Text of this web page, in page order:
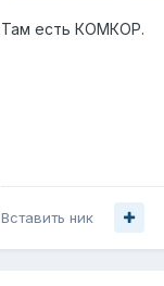
Там есть КОМКОР.
Вставить ник